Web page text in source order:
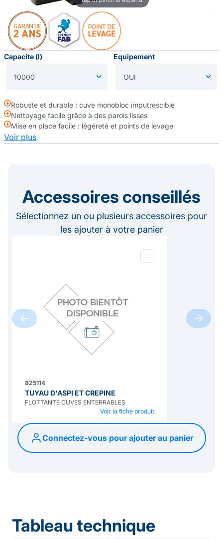
Robuste et durable : cuve monobloc imputrescible
Nettoyage facile grâce à des parois lisses
Mise en place facile : légéreté et points de levage
Voir plus
Capacite (l) Equipement
Accessoires conseillés
Sélectionnez un ou plusieurs accessoires pour
les ajouter à votre panier
825114
TUYAU D'ASPI ET CREPINE
FLOTTANTE CUVES ENTERRABLES
Voir la fiche produit
Connectez-vous pour ajouter au panier
Tableau technique